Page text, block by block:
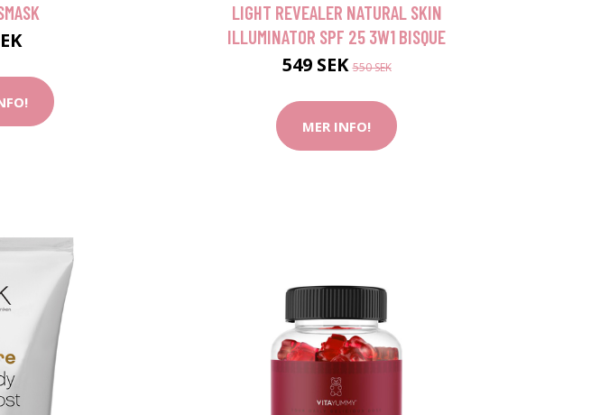
LIGHT REVEALER NATURAL SKIN
ILLUMINATOR SPF 25 3W1 BISQUE
549 SEK550 SEK
MER INFO!